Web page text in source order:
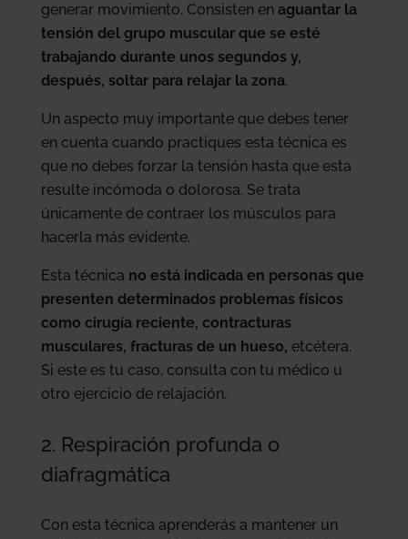
generar movimiento. Consisten en aguantar la
tensión del grupo muscular que se esté
trabajando durante unos segundos y,
después, soltar para relajar la zona.
Un aspecto muy importante que debes tener
en cuenta cuando practiques esta técnica es
que no debes forzar la tensión hasta que esta
resulte incómoda o dolorosa. Se trata
únicamente de contraer los músculos para
hacerla más evidente.
Esta técnica no está indicada en personas que
presenten determinados problemas físicos
como cirugía reciente, contracturas
musculares, fracturas de un hueso, etcétera.
Si este es tu caso, consulta con tu médico u
otro ejercicio de relajación.
2. Respiración profunda o
diafragmática
Con esta técnica aprenderás a mantener un